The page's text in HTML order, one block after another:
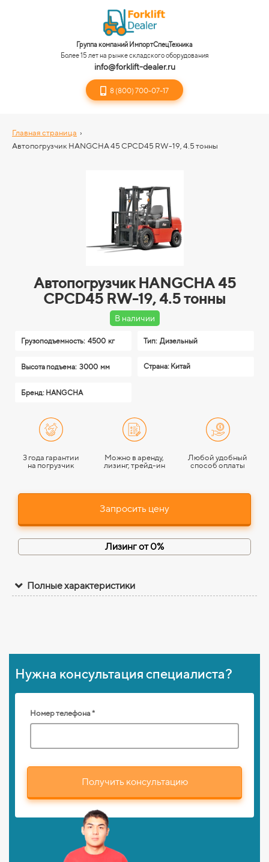
Группа компаний ИмпортСпецТехника
Более 15 лет на рынке складского оборудования
info@forklift-dealer.ru
8 (800) 700-07-17
Главная страница ›
Автопогрузчик HANGCHA 45 CPCD45 RW-19, 4.5 тонны
Автопогрузчик HANGCHA 45
CPCD45 RW-19, 4.5 тонны
В наличии
Грузоподъемность: 4500 кг Тип: Дизельный
Высота подъема: 3000 мм Страна: Китай
Бренд: HANGCHA
3 года гарантии
на погрузчик
Можно в аренду,
лизинг, трейд-ин
Любой удобный
способ оплаты
Запросить цену
Лизинг от 0%
Полные характеристики
Нужна консультация специалиста?
Номер телефона *
Получить консультацию